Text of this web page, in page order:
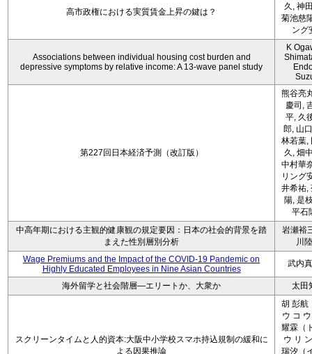
高市政権における実質賃金上昇の鍵は？
久, 神
菊池慈
ング
Associations between individual housing cost burden and
depressive symptoms by relative income: A 13-wave panel study
K
第227回日本経済予測（改訂版）
熊谷亮
慶司,
平, 久
郎, 山
林若葉,
久, 畑
中村華
リング
井希祐,
陽, 是
平石
中高年期における主観的健康観の規定要因：日本の社会的背景を踏
まえた性別層別分析
岩瀬裕
川
Wage Premiums and the Impact of the COVID‑19 Pandemic on
Highly Educated Employees in Nine Asian Countries
武内
海外留学と社会階層―エリートか、大衆か 太田
スクリーンタイムと人的資本:大阪中小学校スマホ持込規制の緩和に
よる因果推論
胡 彭航
ウ コ
耀霖（
ウ リ
瑞汐（